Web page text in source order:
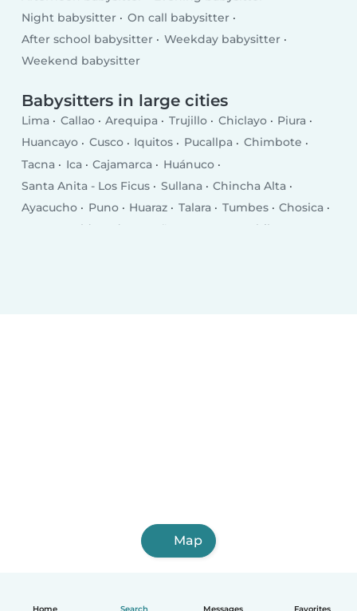
Home Search Messages Favorites
Night babysitter
On call babysitter
After school babysitter
Weekday babysitter
Weekend babysitter
Babysitters in large cities
Lima Callao Arequipa Trujillo Chiclayo
Piura
Huancayo
Cusco Iquitos Pucallpa
Chimbote
Tacna
Ica Cajamarca
Huánuco
Santa Anita - Los Ficus
Sullana
Chincha Alta
Ayacucho
Puno Huaraz Talara Tumbes
Chosica
Puerto Maldonado
Breña
Chilca
Map